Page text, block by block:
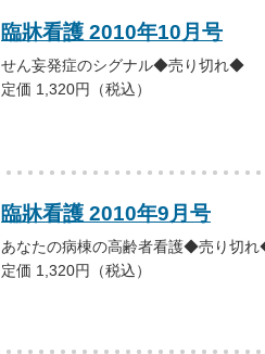
臨牀看護 2010年10月号
せん妄発症のシグナル◆売り切れ◆
定価 1,320円（税込）
臨牀看護 2010年9月号
あなたの病棟の高齢者看護◆売り切
定価 1,320円（税込）